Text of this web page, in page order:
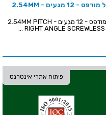
טרמינל בלוק למעגל מודפס - 12 מגעים - 2.54MM
טרמינל בלוק למעגל מודפס - 12 מגעים - 2.54MM PITCH
פיתוח אתרי אינטרנט